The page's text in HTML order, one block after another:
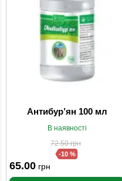
Антибур’ян 100 мл
В наявності
72.50грн
-10 %
65.00 грн